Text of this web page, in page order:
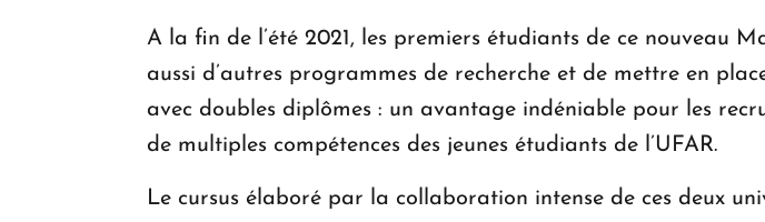
A la fin de l’été 2021, les premiers étudiants de ce nouveau
aussi d’autres programmes de recherche et de mettre en
avec doubles diplômes : un avantage indéniable pour les
de multiples compétences des jeunes étudiants de l’UFAR.
Le cursus élaboré par la collaboration intense de ces deux